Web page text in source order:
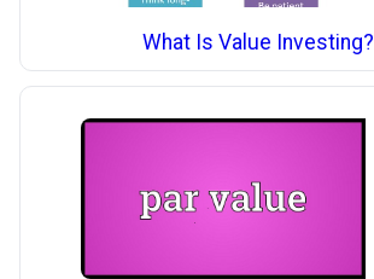
What Is Value Investing?